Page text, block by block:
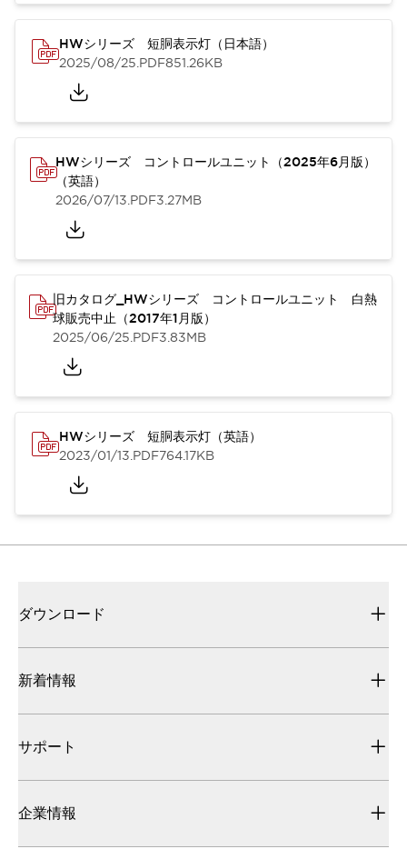
HWシリーズ 短胴表示灯（日本語）
2025/08/25.PDF851.26KB
HWシリーズ コントロールユニット（2025年6月版）
（英語）
2026/07/13.PDF3.27MB
旧カタログ_HWシリーズ コントロールユニット 白熱
球販売中止（2017年1月版）
2025/06/25.PDF3.83MB
HWシリーズ 短胴表示灯（英語）
2023/01/13.PDF764.17KB
ダウンロード
新着情報
サポート
企業情報